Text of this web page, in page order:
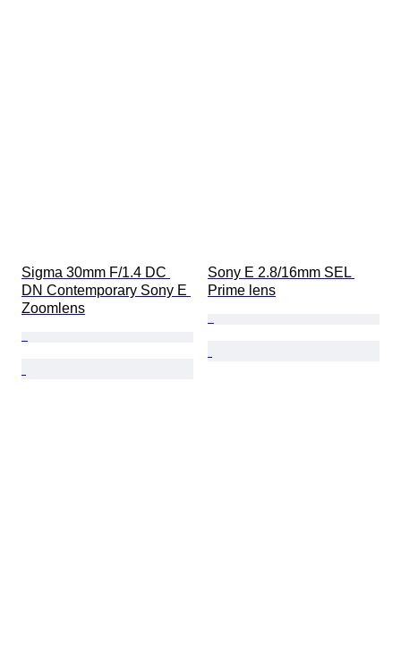
Sigma 30mm F/1.4 DC
DN Contemporary Sony E
Zoomlens
Sony E 2.8/16mm SEL
Prime lens